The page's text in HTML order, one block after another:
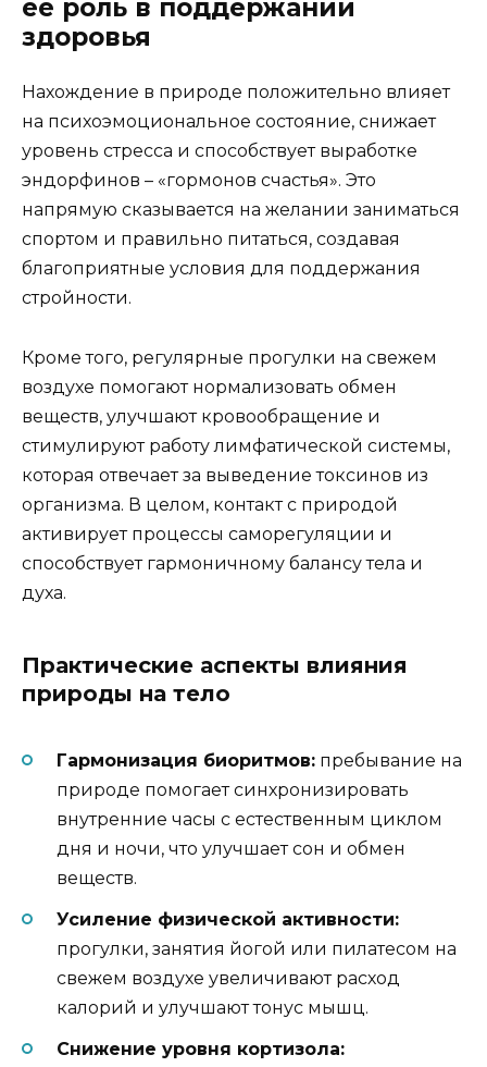
её роль в поддержании
здоровья
Нахождение в природе положительно влияет
на психоэмоциональное состояние, снижает
уровень стресса и способствует выработке
эндорфинов – «гормонов счастья». Это
напрямую сказывается на желании заниматься
спортом и правильно питаться, создавая
благоприятные условия для поддержания
стройности.
Кроме того, регулярные прогулки на свежем
воздухе помогают нормализовать обмен
веществ, улучшают кровообращение и
стимулируют работу лимфатической системы,
которая отвечает за выведение токсинов из
организма. В целом, контакт с природой
активирует процессы саморегуляции и
способствует гармоничному балансу тела и
духа.
Практические аспекты влияния
природы на тело
Гармонизация биоритмов: пребывание на
природе помогает синхронизировать
внутренние часы с естественным циклом
дня и ночи, что улучшает сон и обмен
веществ.
Усиление физической активности:
прогулки, занятия йогой или пилатесом на
свежем воздухе увеличивают расход
калорий и улучшают тонус мышц.
Снижение уровня кортизола: